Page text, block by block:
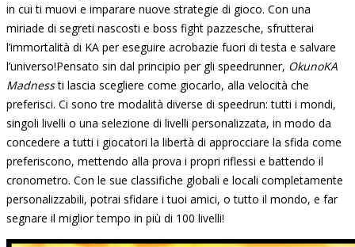
in cui ti muovi e imparare nuove strategie di gioco. Con una
miriade di segreti nascosti e boss fight pazzesche, sfrutterai
l’immortalità di KA per eseguire acrobazie fuori di testa e salvare
l’universo!Pensato sin dal principio per gli speedrunner, OkunoKA
Madnessti lascia scegliere come giocarlo, alla velocità che
preferisci. Ci sono tre modalità diverse di speedrun: tutti i mondi,
singoli livelli o una selezione di livelli personalizzata, in modo da
concedere a tutti i giocatori la libertà di approcciare la sfida come
preferiscono, mettendo alla prova i propri riflessi e battendo il
cronometro. Con le sue classifiche globali e locali completamente
personalizzabili, potrai sfidare i tuoi amici, o tutto il mondo, e far
segnare il miglior tempo in più di 100 livelli!